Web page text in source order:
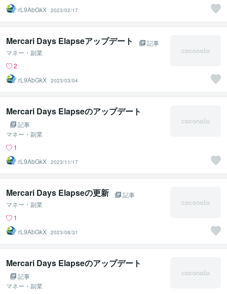
rL9AbGkX 2023/02/17
Mercari Days Elapseアップデート
記事
マネー・副業
2
rL9AbGkX 2023/03/04
Mercari Days Elapseのアップデート
記事
マネー・副業
1
rL9AbGkX 2023/11/17
Mercari Days Elapseの更新
記事
マネー・副業
1
rL9AbGkX 2023/08/31
Mercari Days Elapseのアップデート
記事
マネー・副業